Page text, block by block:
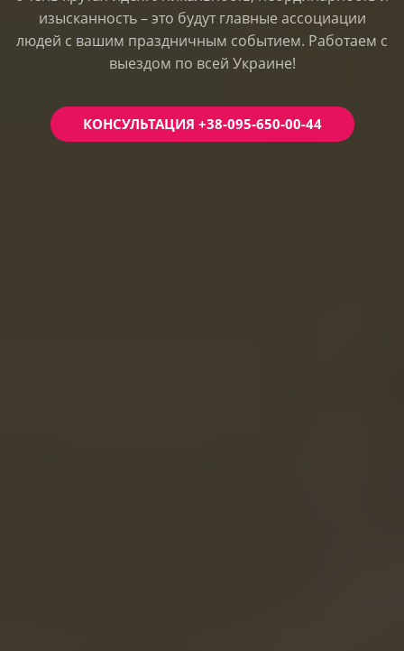
изысканность – это будут главные ассоциации
людей с вашим праздничным событием. Работаем с
выездом по всей Украине!
КОНСУЛЬТАЦИЯ +38-095-650-00-44